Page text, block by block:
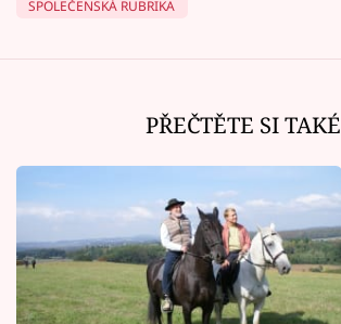
SPOLEČENSKÁ RUBRIKA
PŘEČTĚTE SI TAKÉ